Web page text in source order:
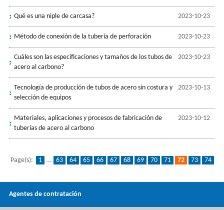
2023-10-23
Qué es una niple de carcasa?
2023-10-23
Método de conexión de la tubería de perforación
2023-10-23
Cuáles son las especificaciones y tamaños de los tubos de
acero al carbono?
2023-10-13
Tecnología de producción de tubos de acero sin costura y
selección de equipos
2023-10-12
Materiales, aplicaciones y procesos de fabricación de
tuberías de acero al carbono
Page(s): 1 ... 63 64 65 66 67 68 69 70 71 72 73
74
Agentes de contratación